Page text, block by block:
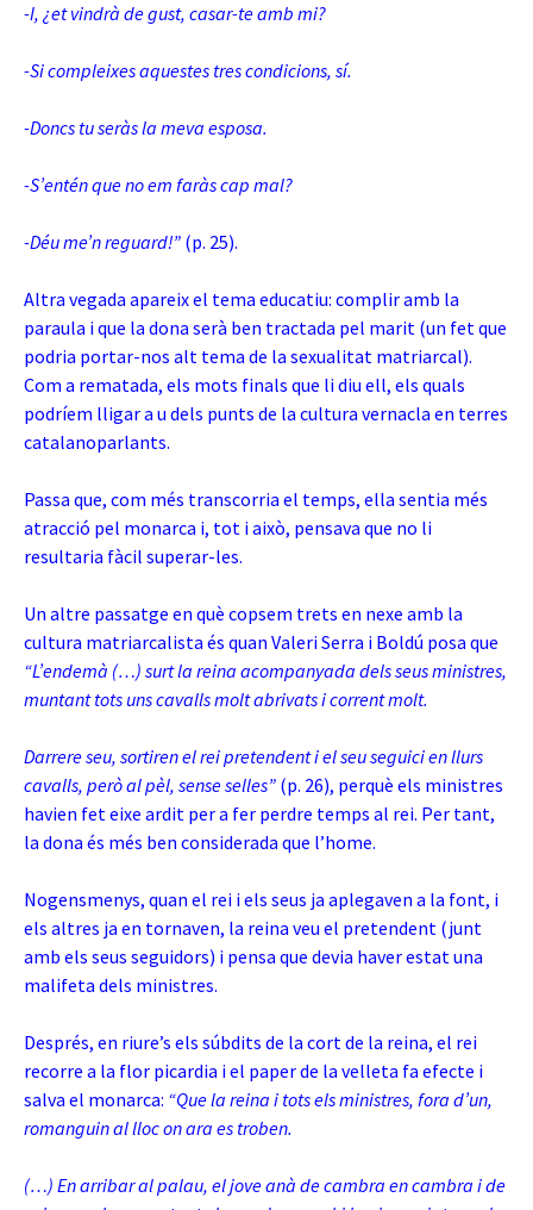
-I, ¿et vindrà de gust, casar-te amb mi?
-Si compleixes aquestes tres condicions, sí.
-Doncs tu seràs la meva esposa.
-S’entén que no em faràs cap mal?
-Déu me’n reguard!” (p. 25).
Altra vegada apareix el tema educatiu: complir amb la
paraula i que la dona serà ben tractada pel marit (un fet que
podria portar-nos alt tema de la sexualitat matriarcal).
Com a rematada, els mots finals que li diu ell, els quals
podríem lligar a u dels punts de la cultura vernacla en terres
catalanoparlants.
Passa que, com més transcorria el temps, ella sentia més
atracció pel monarca i, tot i això, pensava que no li
resultaria fàcil superar-les.
Un altre passatge en què copsem trets en nexe amb la
cultura matriarcalista és quan Valeri Serra i Boldú posa que
“L’endemà (…) surt la reina acompanyada dels seus ministres,
muntant tots uns cavalls molt abrivats i corrent molt.
Darrere seu, sortiren el rei pretendent i el seu seguici en llurs
cavalls, però al pèl, sense selles” (p. 26), perquè els ministres
havien fet eixe ardit per a fer perdre temps al rei. Per tant,
la dona és més ben considerada que l’home.
Nogensmenys, quan el rei i els seus ja aplegaven a la font, i
els altres ja en tornaven, la reina veu el pretendent (junt
amb els seus seguidors) i pensa que devia haver estat una
malifeta dels ministres.
Després, en riure’s els súbdits de la cort de la reina, el rei
recorre a la flor picardia i el paper de la velleta fa efecte i
salva el monarca: “Que la reina i tots els ministres, fora d’un,
romanguin al lloc on ara es troben.
(…) En arribar al palau, el jove anà de cambra en cambra i de